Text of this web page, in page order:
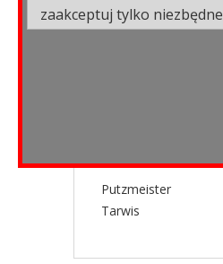
FILTRY
Putzmeister
Tarwis
zaakceptuj tylko niezbędne